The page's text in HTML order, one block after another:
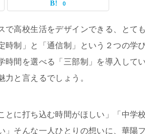
0
高校生活をデザインできる、とても
時制」と「通信制」という２つの学
時間を選べる「三部制」を導入してい
と言えるでしょう。
とに打ち込む時間がほしい」「中学校
そんな一人ひとりの想いに、華陽フ